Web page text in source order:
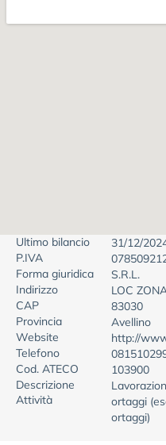
Ultimo bilancio
31/12/
P.IVA
Forma giuridica
S.R.L.
Indirizzo
LOC
CAP
83030
Provincia
Avellino
Website
http://
Telefono
Cod. ATECO
103900
Descrizione
Attività
ortaggi
ortaggi)